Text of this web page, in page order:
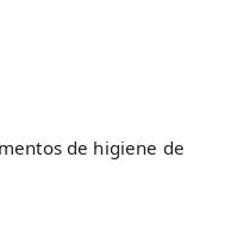
de higiene de